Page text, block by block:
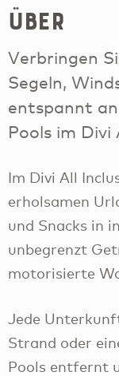
Über
Verbringen
Segeln,
entspannt
Pools im Divi
Im Divi All
erholsamen
und Snacks in
unbegrenzt
motorisierte
Jede
Strand oder
Pools entfernt